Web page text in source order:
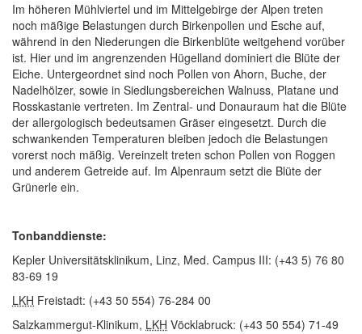
Im höheren Mühlviertel und im Mittelgebirge der Alpen treten
noch mäßige Belastungen durch Birkenpollen und Esche auf,
während in den Niederungen die Birkenblüte weitgehend vorüber
ist. Hier und im angrenzenden Hügelland dominiert die Blüte der
Eiche. Untergeordnet sind noch Pollen von Ahorn, Buche, der
Nadelhölzer, sowie in Siedlungsbereichen Walnuss, Platane und
Rosskastanie vertreten. Im Zentral- und Donauraum hat die Blüte
der allergologisch bedeutsamen Gräser eingesetzt. Durch die
schwankenden Temperaturen bleiben jedoch die Belastungen
vorerst noch mäßig. Vereinzelt treten schon Pollen von Roggen
und anderem Getreide auf. Im Alpenraum setzt die Blüte der
Grünerle ein.
Tonbanddienste:
Kepler Universitätsklinikum, Linz, Med. Campus III: (+43 5) 76 80
83-69 19
LKH Freistadt: (+43 50 554) 76-284 00
Salzkammergut-Klinikum, LKH Vöcklabruck: (+43 50 554) 71-49